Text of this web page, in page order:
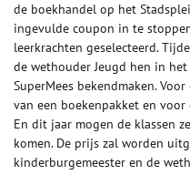
de boekhandel op het
ingevulde coupon in te
leerkrachten geselecteerd.
de wethouder Jeugd hen in
SuperMees bekendmaken.
van een boekenpakket en
En dit jaar mogen de klassen
komen. De prijs zal worden
kinderburgemeester en de